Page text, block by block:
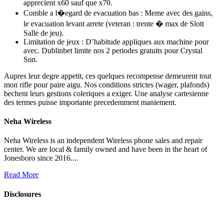
apprecient x60 sauf que x70.
Comble a l�egard de evacuation bas : Meme avec des gains,
le evacuation levant arrete (veteran : trente � max de Slott
Salle de jeu).
Limitation de jeux : D’habitude appliques aux machine pour
avec. Dublinbet limite nos 2 periodes gratuits pour Crystal
Sun.
Aupres leur degre appetit, ces quelques recompense demeurent tout
mon rifle pour paire aigu. Nos conditions strictes (wager, plafonds)
bechent leurs gestions coleriques a exiger. Une analyse cartesienne
des termes puisse importante precedemment maniement.
Neha Wireless
Neha Wireless is an independent Wireless phone sales and repair
center. We are local & family owned and have been in the heart of
Jonesboro since 2016....
Read More
Disclosures